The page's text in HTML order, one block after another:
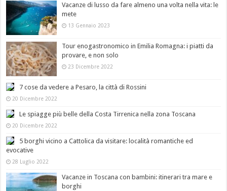
Vacanze di lusso da fare almeno una volta nella vita: le
mete
13 Gennaio 2023
Tour enogastronomico in Emilia Romagna: i piatti da
provare, e non solo
23 Dicembre 2022
7 cose da vedere a Pesaro, la città di Rossini
20 Dicembre 2022
Le spiagge più belle della Costa Tirrenica nella zona Toscana
20 Dicembre 2022
5 borghi vicino a Cattolica da visitare: località romantiche ed
evocative
28 Luglio 2022
Vacanze in Toscana con bambini: itinerari tra mare e
borghi